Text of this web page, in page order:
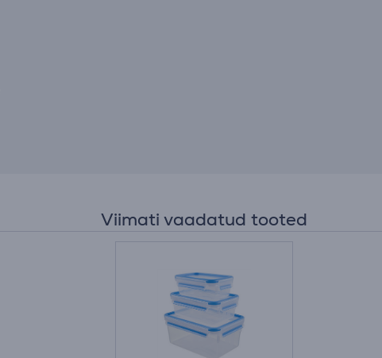
Viimati vaadatud tooted